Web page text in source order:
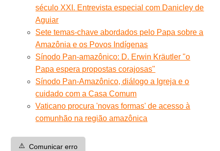
século XXI. Entrevista especial com Danicley de
Aguiar
Sete temas-chave abordados pelo Papa sobre a
Amazônia e os Povos Indígenas
Sínodo Pan-amazônico: D. Erwin Kräutler "o
Papa espera propostas corajosas"
Sínodo Pan-Amazônico, diálogo a Igreja e o
cuidado com a Casa Comum
Vaticano procura 'novas formas' de acesso à
comunhão na região amazônica
⚠️ Comunicar erro